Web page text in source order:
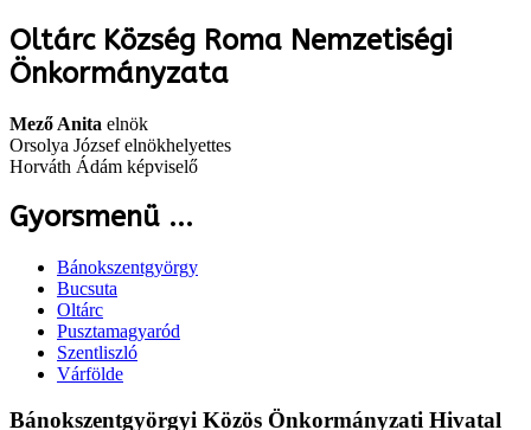
Oltárc Község Roma Nemzetiségi
Önkormányzata
Mező Anita elnök
Orsolya József elnökhelyettes
Horváth Ádám képviselő
Gyorsmenü ...
Bánokszentgyörgy
Bucsuta
Oltárc
Pusztamagyaród
Szentliszló
Várfölde
Bánokszentgyörgyi Közös Önkormányzati Hivatal